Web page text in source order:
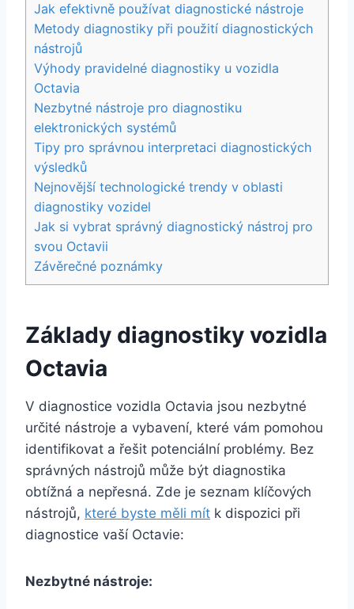
Jak efektivně používat diagnostické nástroje
Metody diagnostiky při použití diagnostických
nástrojů
Výhody pravidelné diagnostiky u vozidla
Octavia
Nezbytné nástroje pro diagnostiku
elektronických systémů
Tipy pro správnou interpretaci diagnostických
výsledků
Nejnovější technologické trendy v oblasti
diagnostiky vozidel
Jak si vybrat správný diagnostický nástroj pro
svou Octavii
Závěrečné poznámky
Základy diagnostiky vozidla
Octavia
V diagnostice vozidla Octavia jsou nezbytné
určité nástroje a vybavení, které vám pomohou
identifikovat a řešit potenciální problémy. Bez
správných nástrojů může být diagnostika
obtížná a nepřesná. Zde je seznam klíčových
nástrojů, které byste měli mít k dispozici při
diagnostice vaší Octavie:
Nezbytné nástroje: